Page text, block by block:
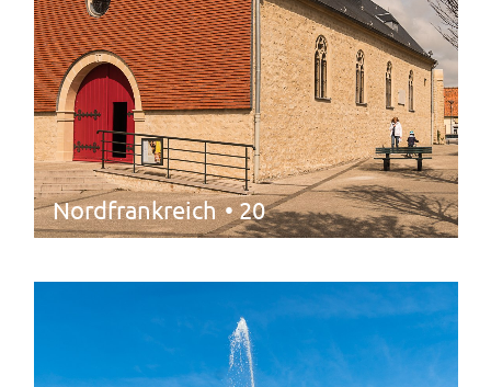
Nordfrankreich • 20